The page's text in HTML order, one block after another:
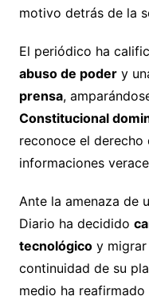
motivo detrás de la
El periódico ha
abuso de podery
prensa,
Constitucional
reconoce el
informaciones
Ante la amenaza de
Diario ha decidido
tecnológicoy migrar
continuidad de su
medio ha